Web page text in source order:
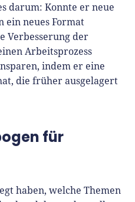
darum: Konnte er neue
ein neues Format
Verbesserung der
Arbeitsprozess
indem er eine
die früher ausgelagert
für
haben, welche Themen